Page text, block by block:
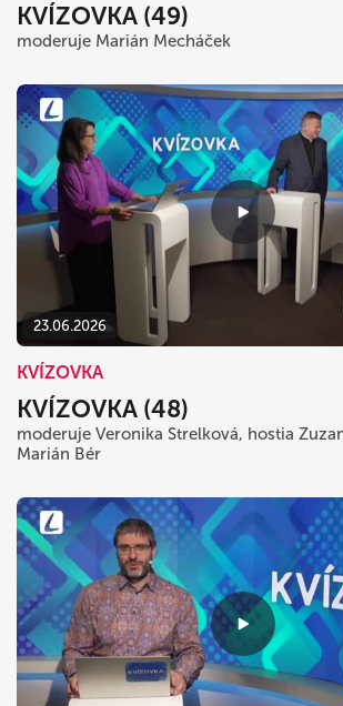
KVÍZOVKA (49)
moderuje Marián Mecháček
23.06.2026
KVÍZOVKA
KVÍZOVKA (48)
moderuje Veronika Strelková, hostia
Marián Bér